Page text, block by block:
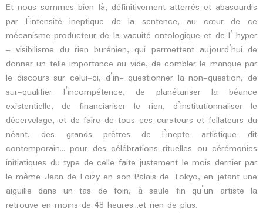
Et nous sommes bien là, définitivement atterrés et abasourdis
par l’intensité ineptique de la sentence, au cœur de ce
mécanisme producteur de la vacuité ontologique et de l’ hyper
– visibilisme du rien burénien, qui permettent aujourd’hui de
donner un telle importance au vide, de combler le manque par
le discours sur celui-ci, d’in- questionner la non-question, de
sur-qualifier l’incompétence, de planétariser la béance
existentielle, de financiariser le rien, d’institutionnaliser le
décervelage, et de faire de tous ces curateurs et fellateurs du
néant, des grands prêtres de l’inepte artistique dit
contemporain… pour des célébrations rituelles ou cérémonies
initiatiques du type de celle faite justement le mois dernier par
le même Jean de Loizy en son Palais de Tokyo, en jetant une
aiguille dans un tas de foin, à seule fin qu’un artiste la
retrouve en moins de 48 heures…et rien de plus.